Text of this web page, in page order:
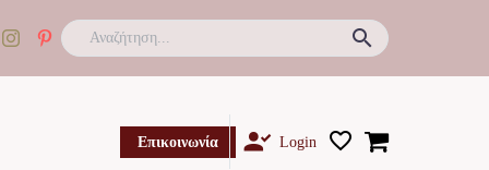
Επικοινωνία  Login